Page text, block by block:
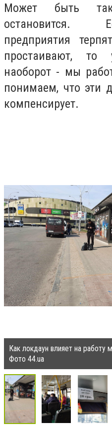
Может быть
остановится.
предприятия
простаивают, то
наоборот - мы
понимаем, что эти
компенсирует.
Как локдаун влияет на работу
Фото 44.ua